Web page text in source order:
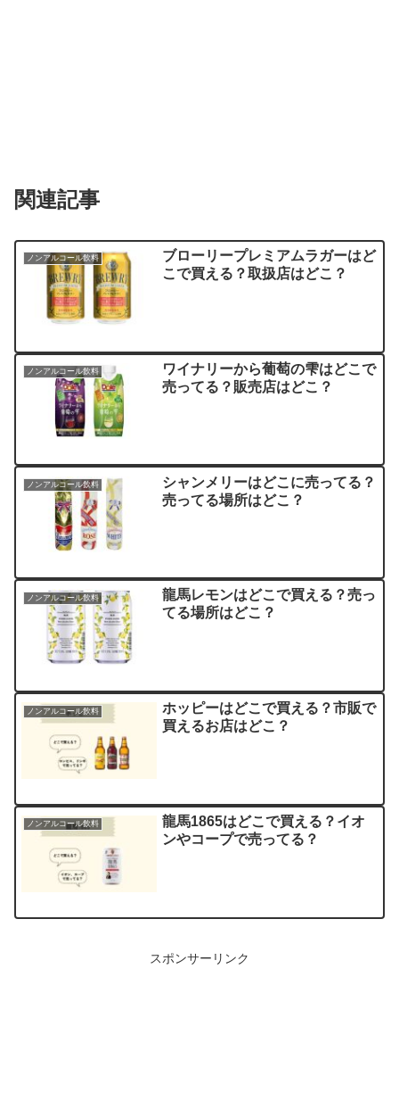
関連記事
ノンアルコール飲料
ブローリープレミアムラガーはど
こで買える？取扱店はどこ？
ノンアルコール飲料
ワイナリーから葡萄の雫はどこで
売ってる？販売店はどこ？
ノンアルコール飲料
シャンメリーはどこに売ってる？
売ってる場所はどこ？
ノンアルコール飲料
龍馬レモンはどこで買える？売っ
てる場所はどこ？
ノンアルコール飲料
ホッピーはどこで買える？市販で
買えるお店はどこ？
ノンアルコール飲料
龍馬1865はどこで買える？イオ
ンやコープで売ってる？
スポンサーリンク